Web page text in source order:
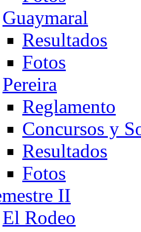
Guaymaral
Resultados
Fotos
Pereira
Reglamento
Concursos y
Resultados
Fotos
II
El Rodeo